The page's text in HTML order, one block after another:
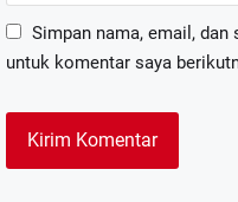
Simpan nama, email, dan
untuk komentar saya